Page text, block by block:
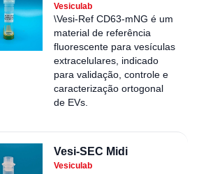
Vesiculab
\Vesi-Ref CD63-mNG é um
material de referência
fluorescente para vesículas
extracelulares, indicado
para validação, controle e
caracterização ortogonal
de EVs.
Vesi-SEC Midi
Vesiculab